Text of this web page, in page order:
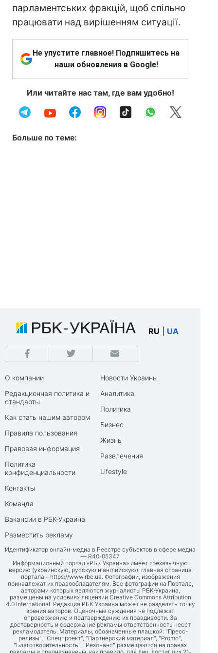
парламентських фракцій, щоб спільно
працювати над вирішенням ситуації.
Не упустите главное! Подпишитесь на
наши обновления в Google!
Или читайте нас там, где вам удобно!
Больше по теме:
RU UA
О компании
Редакционная политика и
стандарты
Как стать нашим автором
Правила пользования
Правовая информация
Политика
конфиденциальности
Контакты
Команда
Вакансии в РБК-Украина
Разместить рекламу
Новости Украины
Аналитика
Политика
Бизнес
Жизнь
Развлечения
Lifestyle
Идентификатор онлайн-медиа в Реестре субъектов в сфере медиа
— R40-05347
Информационный портал «РБК-Украина» имеет трехязычную
версию (украинскую, русскую и английскую), главная страница
портала – https://www.rbc.ua. Фотографии, изображения
принадлежат их правообладателям. Все фотографии на Портале,
авторами которых являются журналисты РБК-Украина,
размещены на условиях лицензии Creative Commons Attribution
4.0 International. Редакция РБК-Украина может не разделять точку
зрения авторов. Оценочные суждения не подлежат
опровержению и подтверждению их правдивости. За
достоверность и содержание рекламы ответственность несет
рекламодатель. Материалы, обозначенные плашкой: "Пресс-
релизы", "Спецпроект", "Партнерский материал", "Promo",
"Благотворительность", "Резонанс" размещаются на правах